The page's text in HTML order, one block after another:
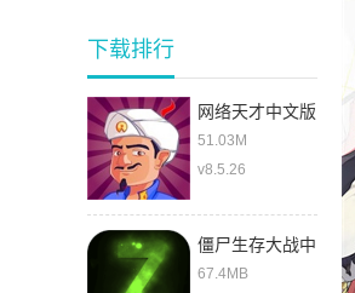
下载排行
网络天才中文版
51.03M
v8.5.26
僵尸生存大战中
文版
67.4MB